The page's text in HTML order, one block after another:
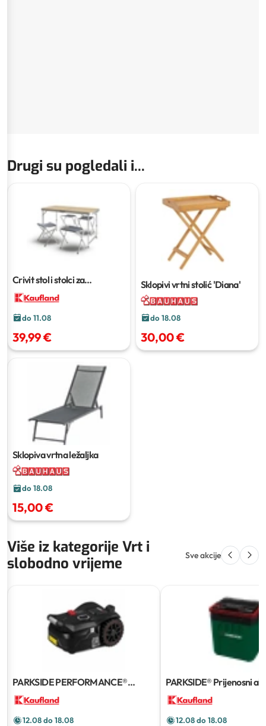
Drugi su pogledali i...
Crivit stol i stolci za
do 11.08
39,99 €
Sklopivi vrtni stolić 'Diana'
do 18.08
30,00 €
Sklopiva vrtna ležaljka
do 18.08
15,00 €
Više iz kategorije Vrt i
slobodno vrijeme
Sve akcije
PARKSIDE PERFORMANCE®
robotska kosilica za travu
12.08 do 18.08
PARKSIDE® Prijenosni
20 V
12.08 do 18.08